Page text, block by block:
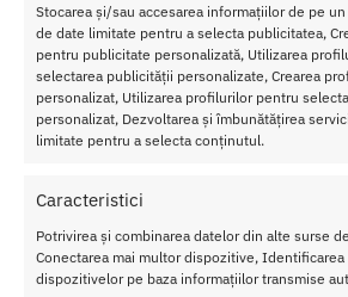
Stocarea și/sau accesarea informațiilor de pe
de date limitate pentru a selecta publicitatea,
pentru publicitate personalizată, Utilizarea
selectarea publicității personalizate, Crearea
personalizat, Utilizarea profilurilor pentru
personalizat, Dezvoltarea și îmbunătățirea
limitate pentru a selecta conținutul.
Caracteristici
Potrivirea și combinarea datelor din alte surse
Conectarea mai multor dispozitive, Identificarea
dispozitivelor pe baza informațiilor transmise
Toate comenzile pot fi returnate in 14 zile
Sex Shop Romania
Comanda online de oriunde ai fi si
Discretie Maxima
Toate produsele sunt livrate prompt si
Despre Noi
Confidentialitatea datelor